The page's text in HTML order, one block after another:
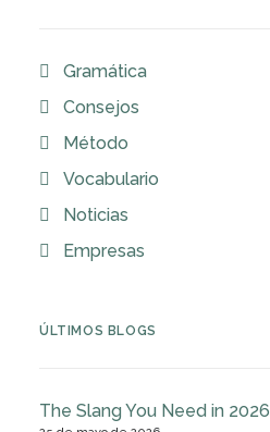
Gramática
Consejos
Método
Vocabulario
Noticias
Empresas
ÚLTIMOS BLOGS
The Slang You Need in 2026